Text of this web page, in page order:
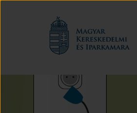
Magyar
Kereskedelmi
és
Iparkamara